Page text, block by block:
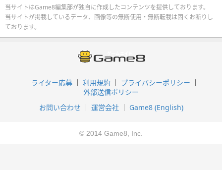
当サイトはGame8編集部が独自に作成したコンテンツを提供しております。
当サイトが掲載しているデータ、画像等の無断使用・無断転載は固くお断りし
ております。
ライター応募 利用規約
プライバシーポリシー
外部送信ポリシー
お問い合わせ
運営会社 Game8 (English)
© 2014 Game8, Inc.